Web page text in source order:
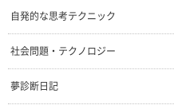
自発的な思考テクニック
社会問題・テクノロジー
夢診断日記